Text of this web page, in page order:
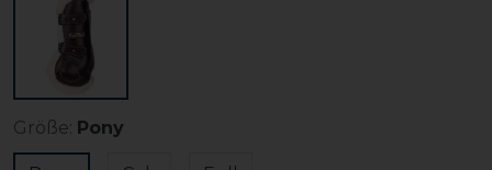
Größe: Pony